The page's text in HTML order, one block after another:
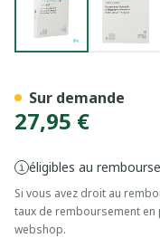
27,95 €
éligibles au
Si vous avez droit au
taux de remboursement
webshop.
Sur demande